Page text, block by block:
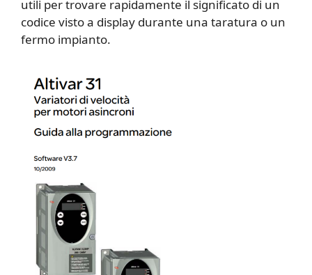
utili per trovare rapidamente il significato di un
codice visto a display durante una taratura o un
fermo impianto.